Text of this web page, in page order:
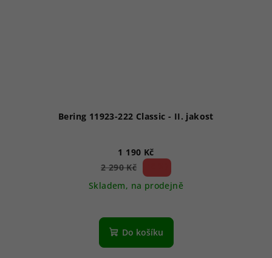
Bering 11923-222 Classic - II. jakost
1 190 Kč
2 290 Kč
Skladem, na prodejně
Do košíku